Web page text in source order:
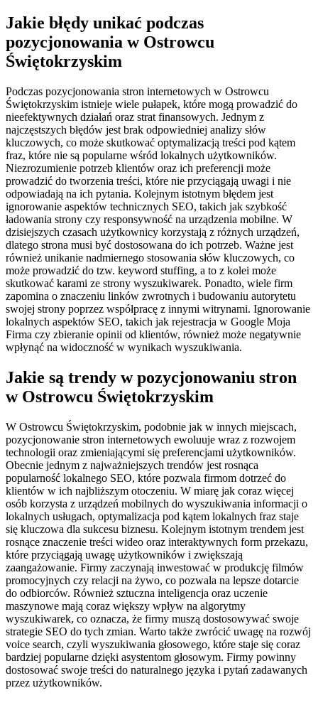
Jakie błędy unikać podczas
pozycjonowania w Ostrowcu
Świętokrzyskim
Podczas pozycjonowania stron internetowych w Ostrowcu
Świętokrzyskim istnieje wiele pułapek, które mogą prowadzić do
nieefektywnych działań oraz strat finansowych. Jednym z
najczęstszych błędów jest brak odpowiedniej analizy słów
kluczowych, co może skutkować optymalizacją treści pod kątem
fraz, które nie są popularne wśród lokalnych użytkowników.
Niezrozumienie potrzeb klientów oraz ich preferencji może
prowadzić do tworzenia treści, które nie przyciągają uwagi i nie
odpowiadają na ich pytania. Kolejnym istotnym błędem jest
ignorowanie aspektów technicznych SEO, takich jak szybkość
ładowania strony czy responsywność na urządzenia mobilne. W
dzisiejszych czasach użytkownicy korzystają z różnych urządzeń,
dlatego strona musi być dostosowana do ich potrzeb. Ważne jest
również unikanie nadmiernego stosowania słów kluczowych, co
może prowadzić do tzw. keyword stuffing, a to z kolei może
skutkować karami ze strony wyszukiwarek. Ponadto, wiele firm
zapomina o znaczeniu linków zwrotnych i budowaniu autorytetu
swojej strony poprzez współpracę z innymi witrynami. Ignorowanie
lokalnych aspektów SEO, takich jak rejestracja w Google Moja
Firma czy zbieranie opinii od klientów, również może negatywnie
wpłynąć na widoczność w wynikach wyszukiwania.
Jakie są trendy w pozycjonowaniu stron
w Ostrowcu Świętokrzyskim
W Ostrowcu Świętokrzyskim, podobnie jak w innych miejscach,
pozycjonowanie stron internetowych ewoluuje wraz z rozwojem
technologii oraz zmieniającymi się preferencjami użytkowników.
Obecnie jednym z najważniejszych trendów jest rosnąca
popularność lokalnego SEO, które pozwala firmom dotrzeć do
klientów w ich najbliższym otoczeniu. W miarę jak coraz więcej
osób korzysta z urządzeń mobilnych do wyszukiwania informacji o
lokalnych usługach, optymalizacja pod kątem lokalnych fraz staje
się kluczowa dla sukcesu biznesu. Kolejnym istotnym trendem jest
rosnące znaczenie treści wideo oraz interaktywnych form przekazu,
które przyciągają uwagę użytkowników i zwiększają
zaangażowanie. Firmy zaczynają inwestować w produkcję filmów
promocyjnych czy relacji na żywo, co pozwala na lepsze dotarcie
do odbiorców. Również sztuczna inteligencja oraz uczenie
maszynowe mają coraz większy wpływ na algorytmy
wyszukiwarek, co oznacza, że firmy muszą dostosowywać swoje
strategie SEO do tych zmian. Warto także zwrócić uwagę na rozwój
voice search, czyli wyszukiwania głosowego, które staje się coraz
bardziej popularne dzięki asystentom głosowym. Firmy powinny
dostosować swoje treści do naturalnego języka i pytań zadawanych
przez użytkowników.